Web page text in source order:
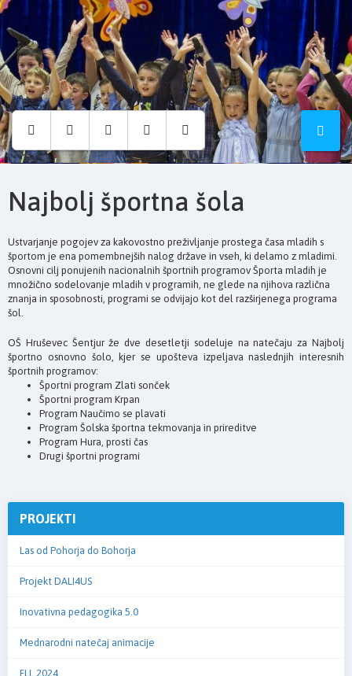
Osnovna
šola
Hruševec
Najbolj športna šola
Ustvarjanje pogojev za kakovostno preživljanje prostega časa mladih s
športom je ena pomembnejših nalog države in vseh, ki delamo z mladimi.
Osnovni cilj ponujenih nacionalnih športnih programov Športa mladih je
množično sodelovanje mladih v programih, ne glede na njihova različna
znanja in sposobnosti, programi se odvijajo kot del razširjenega programa
šol.
OŠ Hruševec Šentjur že dve desetletji sodeluje na natečaju za Najbolj
športno osnovno šolo, kjer se upošteva izpeljava naslednjih interesnih
športnih programov:
Športni program Zlati sonček
Športni program Krpan
Program Naučimo se plavati
Program Šolska športna tekmovanja in prireditve
Program Hura, prosti čas
Drugi športni programi
PROJEKTI
Las od Pohorja do Bohorja
Projekt DALI4US
Inovativna pedagogika 5.0
Mednarodni natečaj animacije
FLL 2024